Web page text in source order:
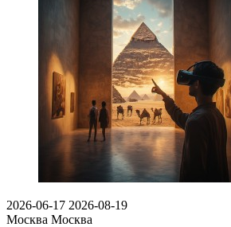
2026-06-17 2026-08-19
Москва Москва